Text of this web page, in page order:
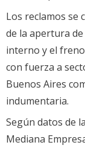
Los reclamos se
de la apertura
interno y el
con fuerza a
Buenos Aires
indumentaria.
Según datos de
Mediana